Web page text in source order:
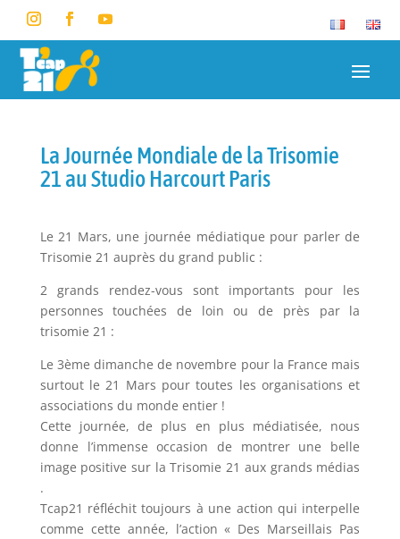
La Journée Mondiale de la Trisomie
21 au Studio Harcourt Paris
Le 21 Mars, une journée médiatique pour parler de
Trisomie 21 auprès du grand public :
2 grands rendez-vous sont importants pour les
personnes touchées de loin ou de près par la
trisomie 21 :
Le 3ème dimanche de novembre pour la France mais
surtout le 21 Mars pour toutes les organisations et
associations du monde entier !
Cette journée, de plus en plus médiatisée, nous
donne l’immense occasion de montrer une belle
image positive sur la Trisomie 21 aux grands médias
.
Tcap21 réfléchit toujours à une action qui interpelle
comme cette année, l’action « Des Marseillais Pas